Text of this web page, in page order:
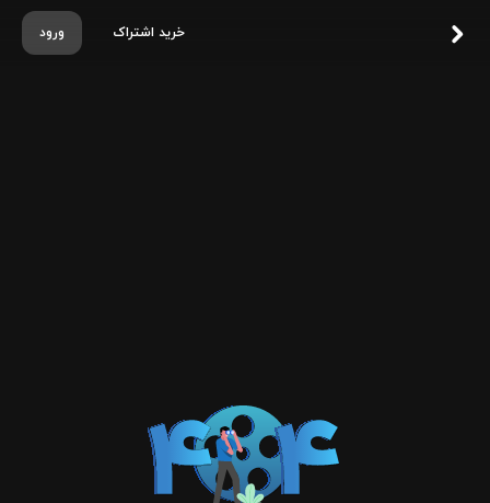
ورود خرید اشتراک